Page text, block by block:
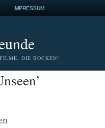
IMPRESSUM
DIE ROCKEN!